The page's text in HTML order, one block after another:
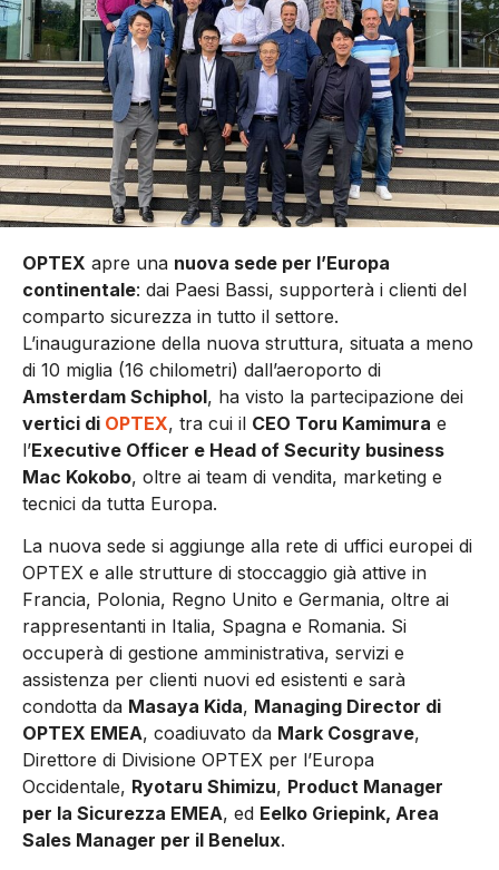
OPTEX apre una nuova sede per l’Europa
continentale: dai Paesi Bassi, supporterà i clienti del
comparto sicurezza in tutto il settore.
L’inaugurazione della nuova struttura, situata a meno
di 10 miglia (16 chilometri) dall’aeroporto di
Amsterdam Schiphol, ha visto la partecipazione dei
vertici di OPTEX, tra cui il CEO Toru Kamimura e
l’Executive Officer e Head of Security business
Mac Kokobo, oltre ai team di vendita, marketing e
tecnici da tutta Europa.
La nuova sede si aggiunge alla rete di uffici europei di
OPTEX e alle strutture di stoccaggio già attive in
Francia, Polonia, Regno Unito e Germania, oltre ai
rappresentanti in Italia, Spagna e Romania. Si
occuperà di gestione amministrativa, servizi e
assistenza per clienti nuovi ed esistenti e sarà
condotta da Masaya Kida, Managing Director di
OPTEX EMEA, coadiuvato da Mark Cosgrave,
Direttore di Divisione OPTEX per l’Europa
Occidentale, Ryotaru Shimizu, Product Manager
per la Sicurezza EMEA, ed Eelko Griepink, Area
Sales Manager per il Benelux.